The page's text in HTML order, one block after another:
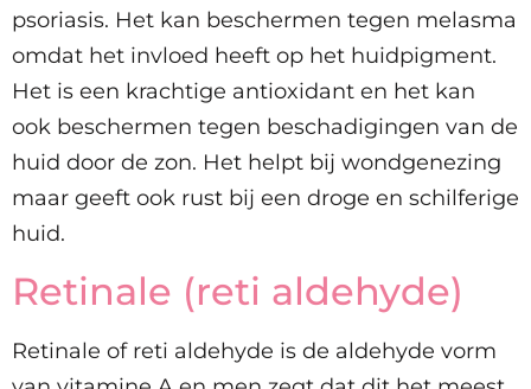
psoriasis. Het kan beschermen tegen melasma
omdat het invloed heeft op het huidpigment.
Het is een krachtige antioxidant en het kan
ook beschermen tegen beschadigingen van de
huid door de zon. Het helpt bij wondgenezing
maar geeft ook rust bij een droge en schilferige
huid.
Retinale (reti aldehyde)
Retinale of reti aldehyde is de aldehyde vorm